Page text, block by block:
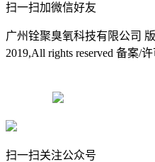
扫一扫加微信好友
广州铨聚臭氧科技有限公司
2019,All rights reserved 备案/
粤ICP备13004119
扫一扫关注公众号